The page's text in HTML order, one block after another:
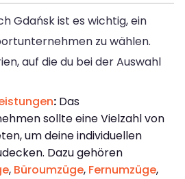
Gdańsk ist es wichtig, ein
zu wählen.
auf die du bei der Auswahl
: Das
sollte eine Vielzahl von
um deine individuellen
Dazu gehören
, Büroumzüge, Fernumzüge,